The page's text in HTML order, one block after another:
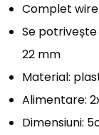
Complet
Se
22 mm
Material:
Alimentare:
Dimensiuni: